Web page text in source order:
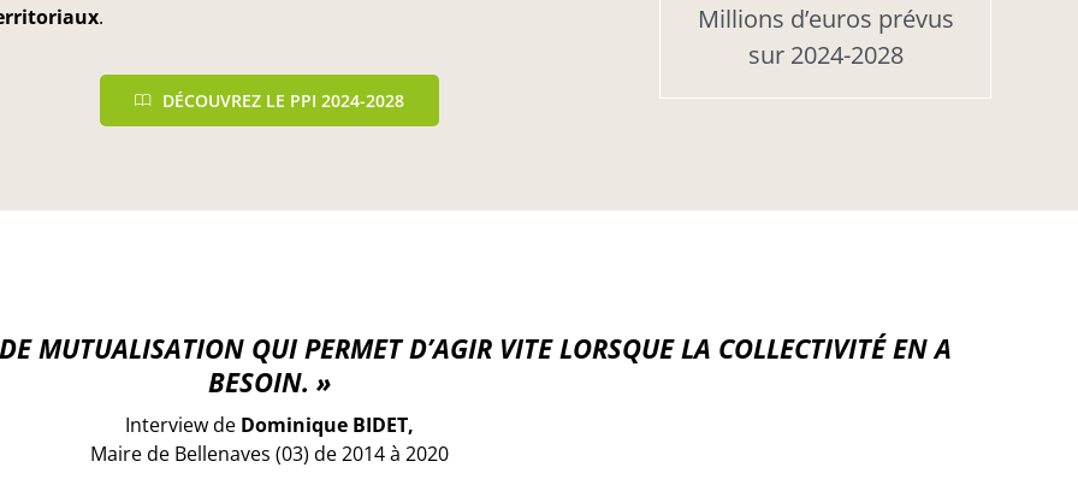
.
DÉCOUVREZ LE PPI 2024-2028
Millions d’euros prévus
sur 2024-2028
MUTUALISATION QUI PERMET D’AGIR VITE LORSQUE LA COLLECTIVITÉ EN A
BESOIN. »
Interview de Dominique BIDET,
Maire de Bellenaves (03) de 2014 à 2020